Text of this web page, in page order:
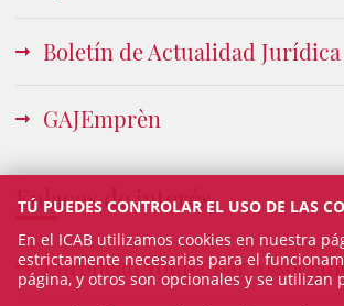
Boletín de Actualidad Jurídica
GAJEmprèn
Enlaces de interés
European Young Bar
TÚ PUEDES CONTROLAR EL USO DE LAS
En el ICAB utilizamos cookies en nuestra
estrictamente necesarias para el
página, y otros son opcionales y se utilizan